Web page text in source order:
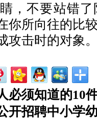
，不要站错
你所向往的比
攻击时的对象
必须知道的10
开招聘中小学